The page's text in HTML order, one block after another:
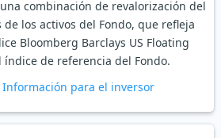
combinación de revalorización del
los activos del Fondo, que refleja
Bloomberg Barclays US Floating
índice de referencia del Fondo.
Información para el inversor